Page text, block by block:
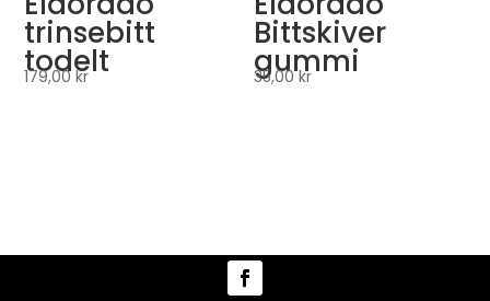
trinsebitt
todelt
179,00kr
Bittskiver
gummi
35,00kr